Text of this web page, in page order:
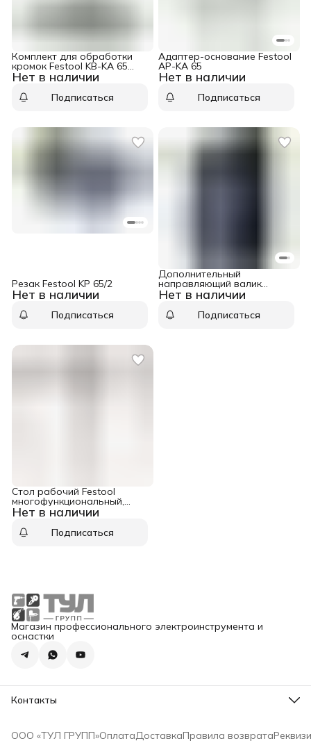
Нет в наличии
Комплект для обработки
кромок Festool KB-KA 65
SYS
Подписаться
Нет в наличии
Адаптер-основание Festool
AP-KA 65
Подписаться
Нет в наличии
Резак Festool KP 65/2
Подписаться
Нет в наличии
Дополнительный
направляющий валик
Festool ZR-KA 65
Подписаться
Нет в наличии
Стол рабочий Festool
многофункциональный,
компл. MFT/3 Conturo
Подписаться
Магазин профессионального электроинструмента и
оснастки
Контакты
Телефон
ООО «ТУЛ ГРУПП»ОплатаДоставкаПравила возврата